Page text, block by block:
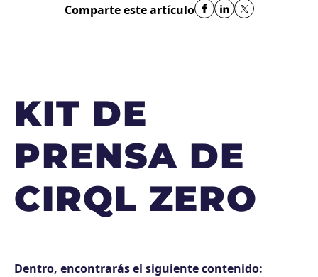
Comparte este artículo
KIT DE
PRENSA DE
CIRQL ZERO
Dentro, encontrarás el siguiente contenido: